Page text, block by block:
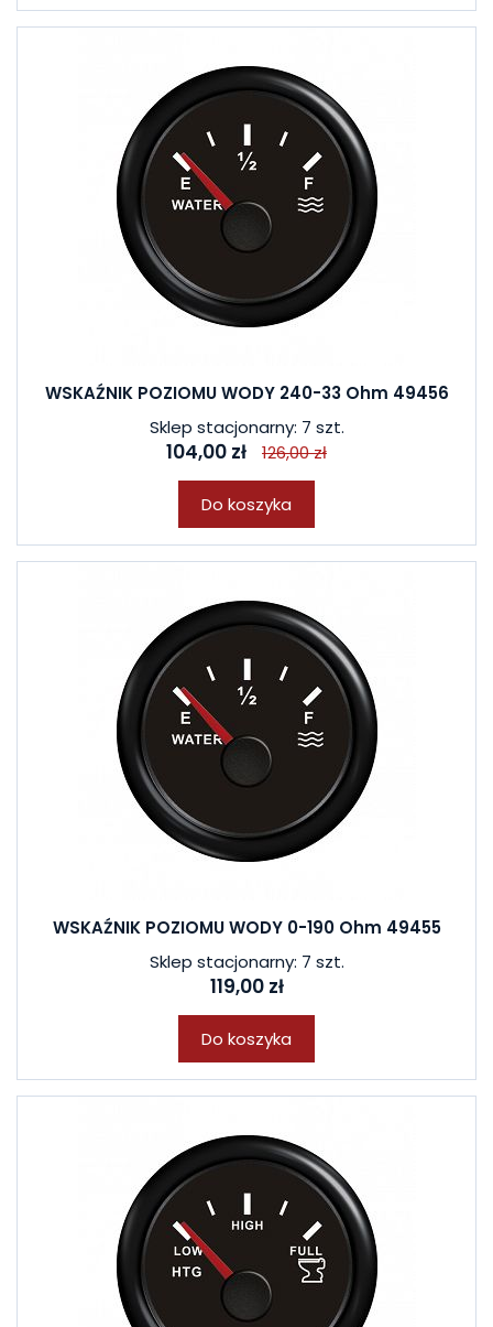
WSKAŹNIK POZIOMU WODY 240-33 Ohm 49456
Sklep stacjonarny: 7 szt.
104,00 zł 126,00 zł
Do koszyka
WSKAŹNIK POZIOMU WODY 0-190 Ohm 49455
Sklep stacjonarny: 7 szt.
119,00 zł
Do koszyka